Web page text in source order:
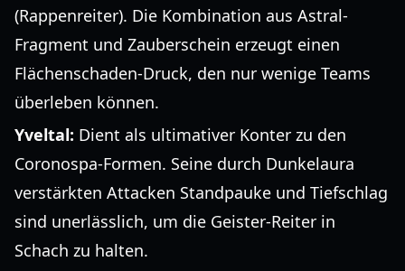
(Rappenreiter). Die Kombination aus Astral-
Fragment und Zauberschein erzeugt einen
Flächenschaden-Druck, den nur wenige Teams
überleben können.
Yveltal: Dient als ultimativer Konter zu den
Coronospa-Formen. Seine durch Dunkelaura
verstärkten Attacken Standpauke und Tiefschlag
sind unerlässlich, um die Geister-Reiter in
Schach zu halten.